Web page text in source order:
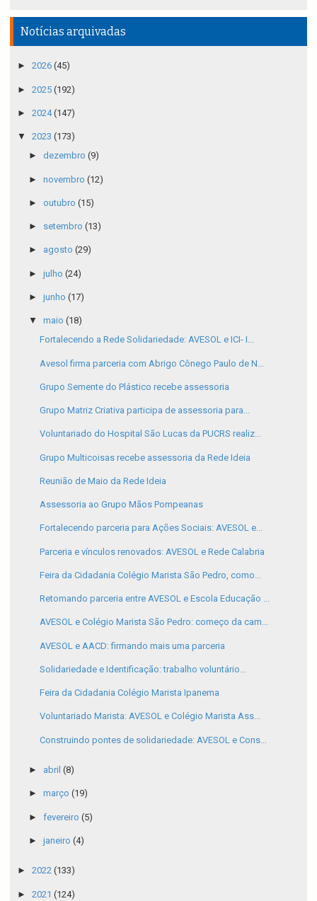
Notícias arquivadas
► 2026 (45)
► 2025 (192)
► 2024(147)
▼ 2023 (173)
► dezembro (9)
► novembro (12)
► outubro (15)
► setembro (13)
► agosto (29)
► julho (24)
► junho (17)
▼ maio (18)
Fortalecendo a Rede Solidariedade: AVESOL e ICI- I...
Avesol firma parceria com Abrigo Cônego Paulo de N...
Grupo Semente do Plástico recebe assessoria
Grupo Matriz Criativa participa de assessoria para...
Voluntariado do Hospital São Lucas da PUCRS realiz...
Grupo Multicoisas recebe assessoria da Rede Ideia
Reunião de Maio da Rede Ideia
Assessoria ao Grupo Mãos Pompeanas
Fortalecendo parceria para Ações Sociais: AVESOL e...
Parceria e vínculos renovados: AVESOL e Rede Calabria
Feira da Cidadania Colégio Marista São Pedro, como...
Retomando parceria entre AVESOL e Escola Educação ...
AVESOL e Colégio Marista São Pedro: começo da cam...
AVESOL e AACD: firmando mais uma parceria
Solidariedade e Identificação: trabalho voluntário...
Feira da Cidadania Colégio Marista Ipanema
Voluntariado Marista: AVESOL e Colégio Marista Ass...
Construindo pontes de solidariedade: AVESOL e Cons...
► abril (8)
► março (19)
► fevereiro (5)
► janeiro (4)
► 2022 (133)
► 2021 (124)